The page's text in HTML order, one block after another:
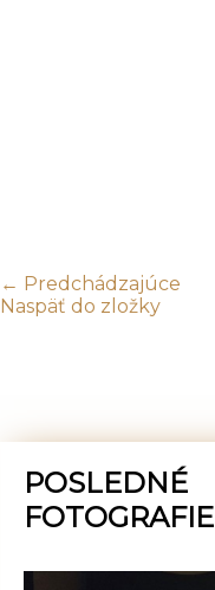
← Predchádzajúce
Naspäť do zložky
POSLEDNÉ
FOTOGRAFIE